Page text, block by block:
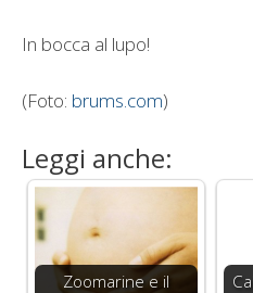
In bocca al lupo!
(Foto: brums.com)
Leggi anche:
Zoomarine e il